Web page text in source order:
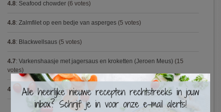
4.8: Seafood chowder (6 votes)
4.8: Zalmfilet op een bedje van asperges (5 votes)
4.8: Blackwellsaus (5 votes)
4.7: Varkenshaasje met jagersaus en kroketten (Jeroen Meus) (15
votes)
4.7 Gestoofde kip met dragon(7 votes) ×